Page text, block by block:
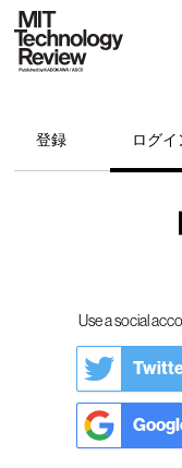
登録 ログイ
Use a social